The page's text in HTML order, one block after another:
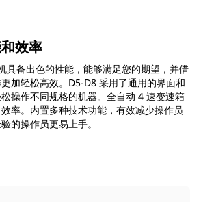
效率
具备出色的性能，能够满足您的期望，并借
加轻松高效。D5-D8 采用了通用的界面和
操作不同规格的机器。全自动 4 速变速箱
率。内置多种技术功能，有效减少操作员
的操作员更易上手。